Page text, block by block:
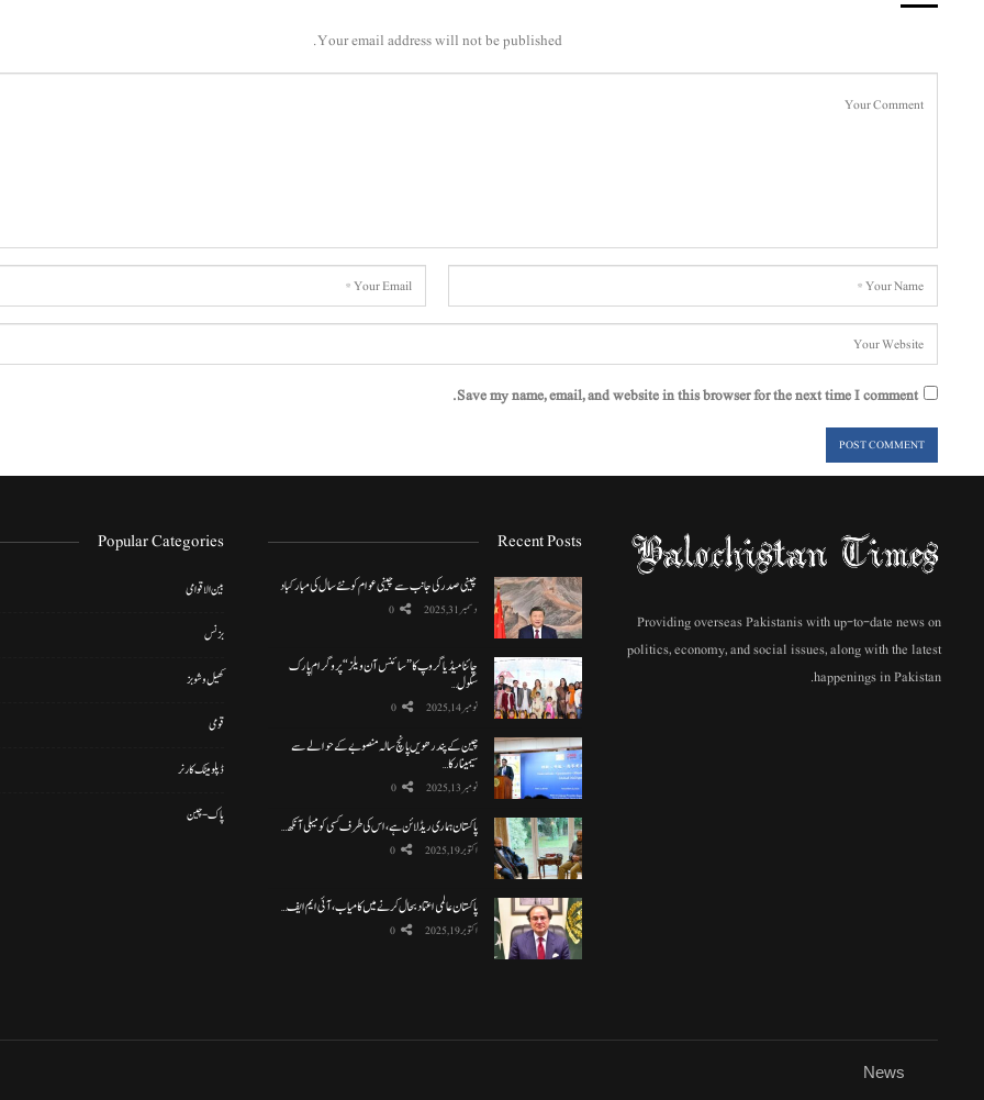
Your email address will not be published.
Save my name, email, and website in this browser for the next time I comment.
Providing overseas Pakistanis with up-to-date news on
politics, economy, and social issues, along with the latest
happenings in Pakistan.
Recent Posts
چینی صدر کی جانب سے چینی عوام کو نئے سال کی مبارکباد
دسمبر 31, 2025
چائنا میڈیا گروپ کا ”سائنس آن ویلز“ پروگرام پارک
سکول…
نومبر 14, 2025
چین کے پندرھویں پانچ سالہ منصوبے کے حوالے سے
سیمینار کا…
نومبر 13, 2025
پاکستان ہماری ریڈ لائن ہے، اس کی طرف کسی کو میلی آنکھ…
اکتوبر 19, 2025
پاکستان عالمی اعتماد بحال کرنے میں کامیاب، آئی ایم ایف…
اکتوبر 19, 2025
Popular Categories
بین الاقوامی
بزنس
کھیل و شوبز
قومی
ڈپلومیٹک کارنر
پاک-چین
News